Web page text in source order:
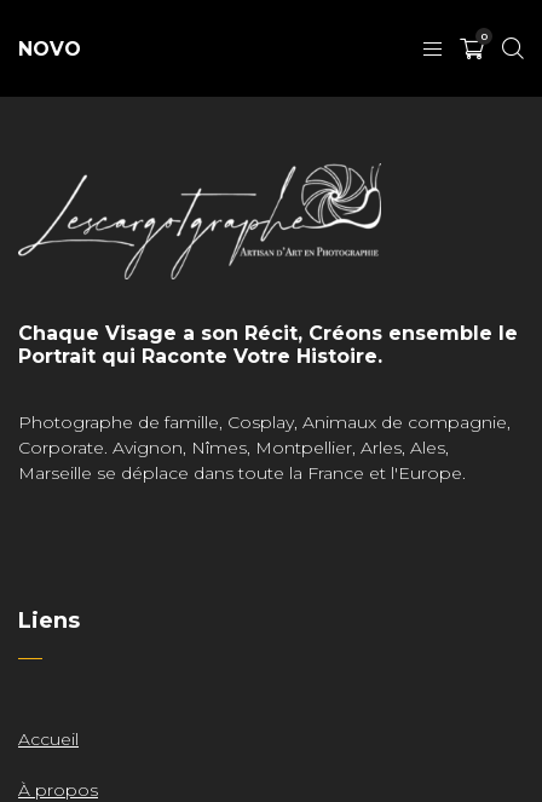
NOVO
0
Chaque Visage a son Récit, Créons ensemble le
Portrait qui Raconte Votre Histoire.
Photographe de famille, Cosplay, Animaux de compagnie,
Corporate. Avignon, Nîmes, Montpellier, Arles, Ales,
Marseille se déplace dans toute la France et l'Europe.
Liens
Accueil
À propos